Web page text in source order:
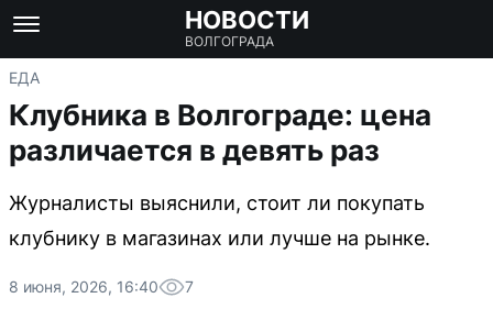
НОВОСТИ
ВОЛГОГРАДА
ЕДА
Клубника в Волгограде: цена
различается в девять раз
Журналисты выяснили, стоит ли покупать
клубнику в магазинах или лучше на рынке.
8 июня, 2026, 16:40 7